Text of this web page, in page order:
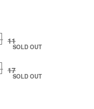
11
SOLD OUT
17
SOLD OUT